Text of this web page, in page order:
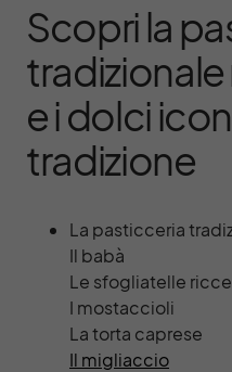
Scopri la
e i dolci
tradizione
La pasticceria
Il babà
Le sfogliatelle ricce
I mostaccioli
La torta caprese
Il migliaccio